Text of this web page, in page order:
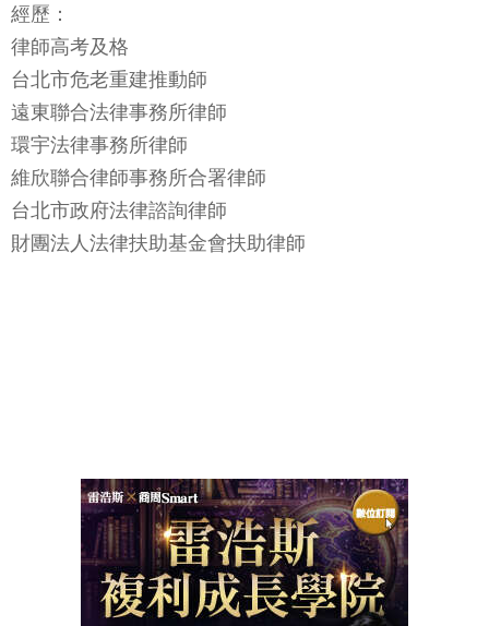
經歷：
律師高考及格
台北市危老重建推動師
遠東聯合法律事務所律師
環宇法律事務所律師
維欣聯合律師事務所合署律師
台北市政府法律諮詢律師
財團法人法律扶助基金會扶助律師